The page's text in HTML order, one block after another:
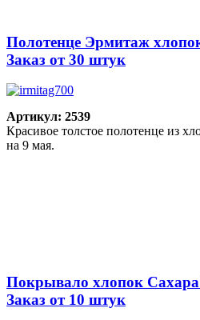
Полотенце Эрмитаж
Заказ от 30 штук
Артикул: 2539
Красивое толстое полотенце из
на 9 мая.
Покрывало хлопок
Заказ от 10 штук